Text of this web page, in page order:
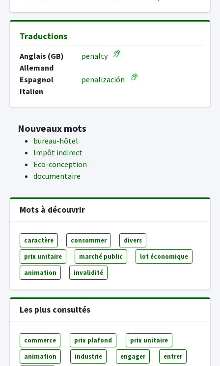
Traductions
Anglais (GB)
penalty
Allemand
Espagnol
penalización
Italien
Nouveaux mots
bureau-hôtel
Impôt indirect
Eco-conception
documentaire
Mots à découvrir
caractère consommer divers
prix unitaire marché public lot économique
animation invalidité
Les plus consultés
commerce prix plafond prix unitaire
animation industrie engager entrer